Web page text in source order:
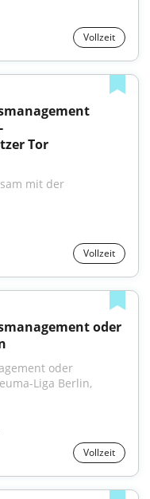
Vollzeit
Tor
mit der
Vollzeit
oder
oder
Liga Berlin,
Vollzeit